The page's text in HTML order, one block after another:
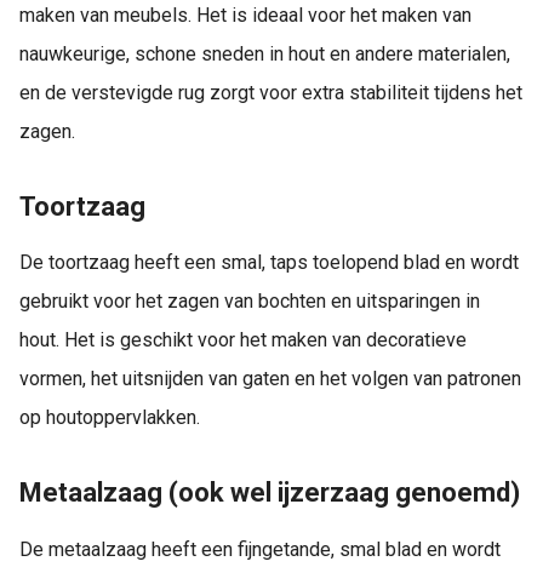
maken van meubels. Het is ideaal voor het maken van
nauwkeurige, schone sneden in hout en andere materialen,
en de verstevigde rug zorgt voor extra stabiliteit tijdens het
zagen.
Toortzaag
De toortzaag heeft een smal, taps toelopend blad en wordt
gebruikt voor het zagen van bochten en uitsparingen in
hout. Het is geschikt voor het maken van decoratieve
vormen, het uitsnijden van gaten en het volgen van patronen
op houtoppervlakken.
Metaalzaag (ook wel ijzerzaag genoemd)
De metaalzaag heeft een fijngetande, smal blad en wordt